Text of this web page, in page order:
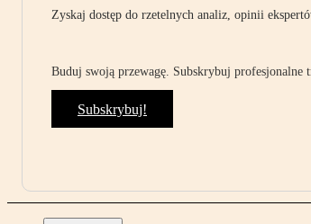
Zyskaj dostęp do rzetelnych analiz, opinii
Buduj swoją przewagę. Subskrybuj
Subskrybuj!